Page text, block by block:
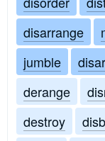
disarrange
jumble
derange
destroy